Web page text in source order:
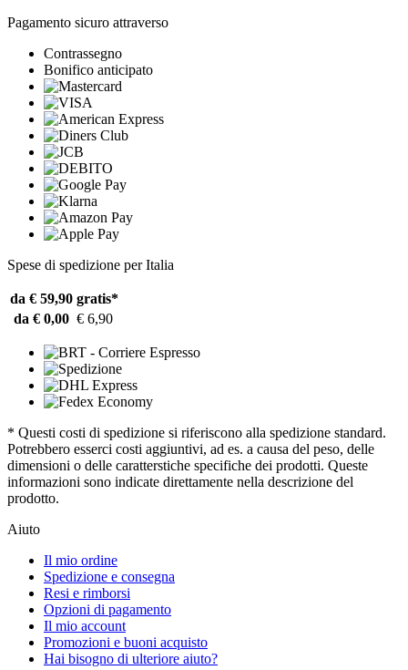
Pagamento sicuro attraverso
Contrassegno
Bonifico anticipato
Spese di spedizione per Italia
da € 59,90 gratis*
da € 0,00 € 6,90
* Questi costi di spedizione si riferiscono alla spedizione standard.
Potrebbero esserci costi aggiuntivi, ad es. a causa del peso, delle
dimensioni o delle caratterstiche specifiche dei prodotti. Queste
informazioni sono indicate direttamente nella descrizione del
prodotto.
Aiuto
Il mio ordine
Spedizione e consegna
Resi e rimborsi
Opzioni di pagamento
Il mio account
Promozioni e buoni acquisto
Hai bisogno di ulteriore aiuto?